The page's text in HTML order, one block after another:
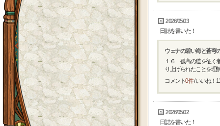
2026/05/03
日誌を書いた！
ウェナの碧い海と蒼穹
１６ 孤高の道を征く
り上げられたことを理
コメント0件/ いいね！
2026/05/02
日誌を書いた！